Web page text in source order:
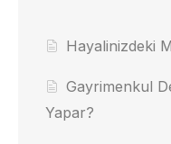
Hayalinizdeki
Gayrimenkul
Yapar?